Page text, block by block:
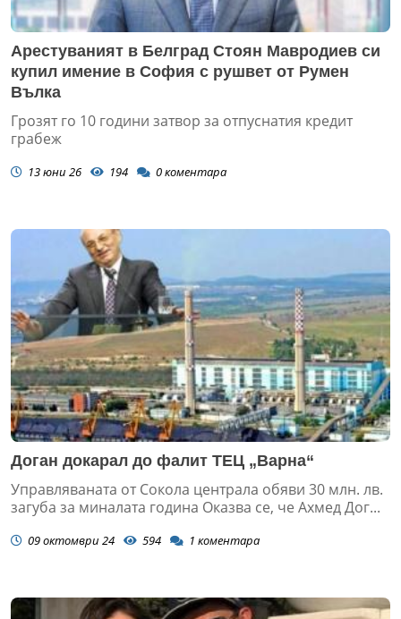
Арестуваният в Белград Стоян Мавродиев си
купил имение в София с рушвет от Румен
Вълка
Грозят го 10 години затвор за отпуснатия кредит
грабеж
13 юни 26 194 0коментара
Доган докарал до фалит ТЕЦ „Варна“
Управляваната от Сокола централа обяви 30 млн. лв.
загуба за миналата година Оказва се, че Ахмед Дог...
09 октомври 24 594 1 коментара